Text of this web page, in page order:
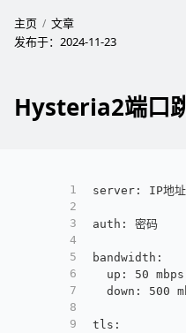
主页
文章
发布于： 2024-11-23
Hysteria2端口
1
2
3
4
5
6
7
8
9
server: IP地址
auth: 密码
bandwidth:
  up: 50 mbps
down: 500
tls: